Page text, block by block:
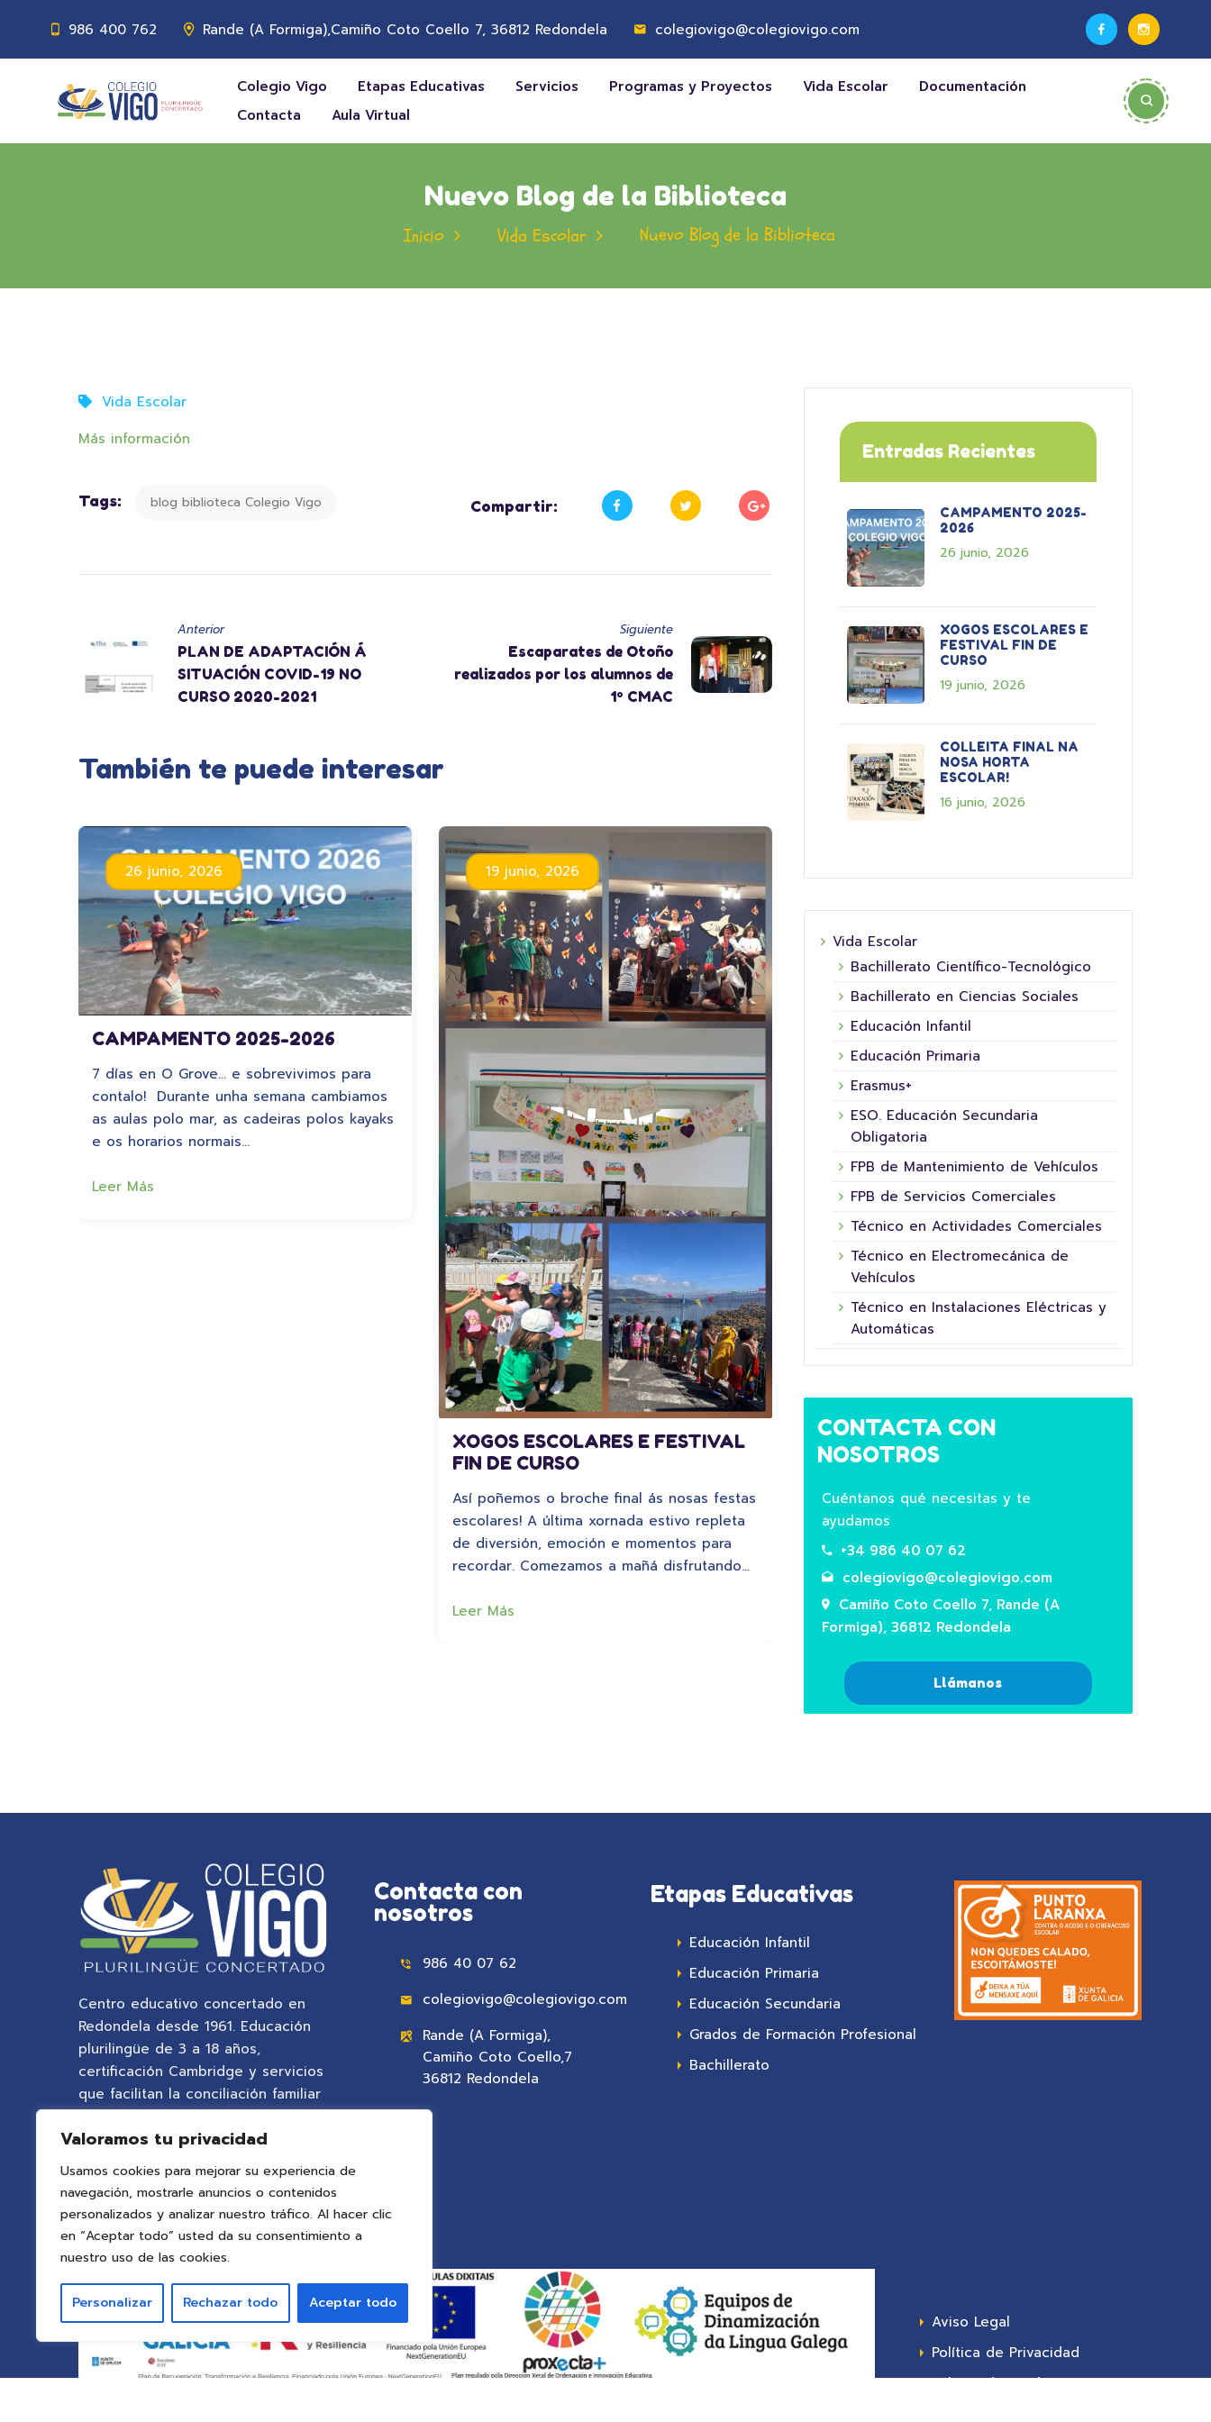
Valoramos tu privacidad
Usamos cookies para mejorar su experiencia de
navegación, mostrarle anuncios o contenidos
personalizados y analizar nuestro tráfico. Al hacer clic
en “Aceptar todo” usted da su consentimiento a
nuestro uso de las cookies.
Personalizar Rechazar todo Aceptar todo
986 400 762 Rande (A Formiga),Camiño Coto Coello 7, 36812 Redondela colegiovigo@colegiovigo.com
Colegio Vigo Etapas Educativas Servicios Programas y Proyectos Vida Escolar
Documentación
Contacta
Aula Virtual
Nuevo Blog de la Biblioteca
Inicio Vida Escolar Nuevo Blog de la Biblioteca
Vida Escolar
Más información
Tags: blog biblioteca Colegio Vigo Compartir:
Anterior
PLAN DE ADAPTACIÓN Á
SITUACIÓN COVID-19 NO
CURSO 2020-2021
Siguiente
Escaparates de Otoño
realizados por los alumnos de
1º CMAC
También te puede interesar
26 junio, 2026
CAMPAMENTO 2025-2026
7 días en O Grove… e sobrevivimos para
contalo! Durante unha semana cambiamos
as aulas polo mar, as cadeiras polos kayaks
e os horarios normais…
Leer Más
19 junio, 2026
XOGOS ESCOLARES E FESTIVAL
FIN DE CURSO
Así poñemos o broche final ás nosas festas
escolares! A última xornada estivo repleta
de diversión, emoción e momentos para
recordar. Comezamos a mañá disfrutando…
Leer Más
5º XORNADA DE
SUPERHEROÍNAS E
SUPERHEROES FUNDACIÓN LA
NINETA
Este ano convertémonos en superheroes
Superheroínas e Superheroes da Fundación
La Nineta dels Ulls. Co noso mural “A…
Leer Más
Entradas Recientes
CAMPAMENTO 2025-
2026
26 junio, 2026
XOGOS ESCOLARES E
FESTIVAL FIN DE
CURSO
19 junio, 2026
COLLEITA FINAL NA
NOSA HORTA
ESCOLAR!
16 junio, 2026
Vida Escolar
Bachillerato Científico-Tecnológico
Bachillerato en Ciencias Sociales
Educación Infantil
Educación Primaria
Erasmus+
ESO. Educación Secundaria
Obligatoria
FPB de Mantenimiento de Vehículos
FPB de Servicios Comerciales
Técnico en Actividades Comerciales
Técnico en Electromecánica de
Vehículos
Técnico en Instalaciones Eléctricas y
Automáticas
CONTACTA CON
NOSOTROS
Cuéntanos qué necesitas y te
ayudamos
+34 986 40 07 62
colegiovigo@colegiovigo.com
Camiño Coto Coello 7, Rande (A
Formiga), 36812 Redondela
Llámanos
Centro educativo concertado en
Redondela desde 1961. Educación
plurilingüe de 3 a 18 años,
certificación Cambridge y servicios
que facilitan la conciliación familiar
Contacta con
nosotros
986 40 07 62
colegiovigo@colegiovigo.com
Rande (A Formiga),
Camiño Coto Coello,7
36812 Redondela
Etapas Educativas
Educación Infantil
Educación Primaria
Educación Secundaria
Grados de Formación Profesional
Bachillerato
Aviso Legal
Política de Privacidad
Política de Cookies